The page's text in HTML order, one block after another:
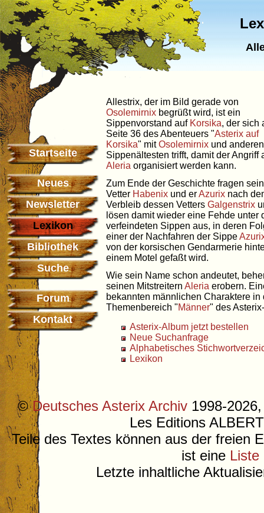
Startseite
Neues
Newsletter
Lexikon
Bibliothek
Suche
Forum
Kontakt
Allestrix, der im Bild gerade von
Osolemirnix begrüßt wird, ist ein
Sippenvorstand auf Korsika, der sich
Seite 36 des Abenteuers "Asterix auf
Korsika" mitOsolemirnix und anderen
Sippenältesten trifft, damit der Angriff
Aleria organisiert werden kann.
Zum Ende der Geschichte fragen sein
Vetter Habenix und erAzurix nach
Verbleib dessen Vetters Galgenstrix
lösen damit wieder eine Fehde unter
verfeindeten Sippen aus, in deren
einer der Nachfahren der Sippe
von der korsischen Gendarmerie
einem Motel gefaßt wird.
Wie sein Name schon andeutet,
seinen Mitstreitern Aleria erobern.
bekannten männlichen Charaktere
Themenbereich "Männer" des
Asterix-Album jetzt bestellen
Neue Suchanfrage
Alphabetisches
Lexikon
©Deutsches Asterix Archiv 1998-
Les Editions
Teile des Textes können aus der freien
ist eine Liste
Letzte inhaltliche